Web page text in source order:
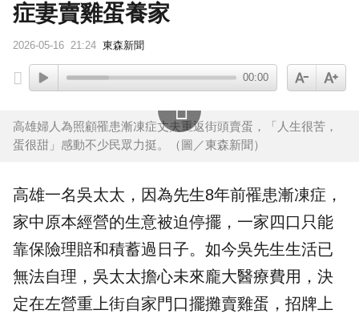
症妻賣雞蛋養家
2026-05-16 21:24 東森新聞
00:00
高雄婦人為照顧罹患漸凍症丈夫重返街頭賣蛋，「人生很苦，
蛋很甜」感動不少民眾力挺。（圖／東森新聞）
高雄一名吳太太，因為先生8年前罹患漸凍症 ，
家中原本經營的生意被迫停擺，一家四口只能
靠保險理賠和積蓄過日子。如今吳先生生活已
無法自理，吳太太擔心未來龐大醫療費用，決
定在左營重上街自家門口擺攤賣雞蛋 ，招牌上